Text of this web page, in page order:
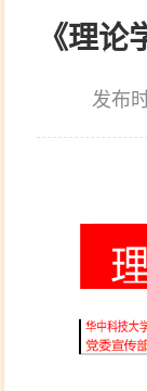
《理论
发布